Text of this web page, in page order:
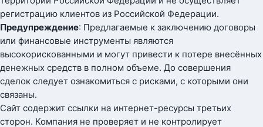
регистрацию клиентов из Российской Федерации.
Предупреждение: Предлагаемые к заключению договоры
или финансовые инструменты являются
высокорискованными и могут привести к потере внесённых
денежных средств в полном объеме. До совершения
сделок следует ознакомиться с рисками, с которыми они
связаны.
Сайт содержит ссылки на интернет-ресурсы третьих
сторон. Компания не проверяет и не контролирует